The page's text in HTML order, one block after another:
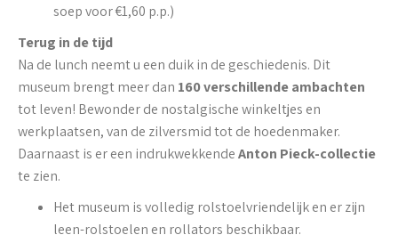
soep voor €1,60 p.p.)
Terug in de tijd
Na de lunch neemt u een duik in de geschiedenis. Dit
museum brengt meer dan 160 verschillende ambachten
tot leven! Bewonder de nostalgische winkeltjes en
werkplaatsen, van de zilversmid tot de hoedenmaker.
Daarnaast is er een indrukwekkendeAnton Pieck-collectie
te zien.
Het museum is volledig rolstoelvriendelijk en er zijn
leen-rolstoelen en rollators beschikbaar.